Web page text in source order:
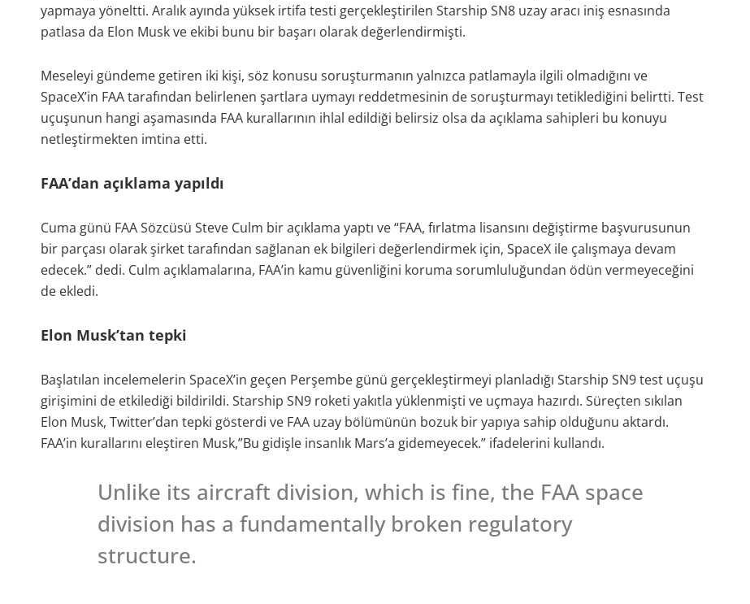
yapmaya yöneltti. Aralık ayında yüksek irtifa testi gerçekleştirilen Starship SN8 uzay aracı iniş esnasında
patlasa da Elon Musk ve ekibi bunu bir başarı olarak değerlendirmişti.
Meseleyi gündeme getiren iki kişi, söz konusu soruşturmanın yalnızca patlamayla ilgili olmadığını ve
SpaceX’in FAA tarafından belirlenen şartlara uymayı reddetmesinin de soruşturmayı tetiklediğini belirtti. Test
uçuşunun hangi aşamasında FAA kurallarının ihlal edildiği belirsiz olsa da açıklama sahipleri bu konuyu
netleştirmekten imtina etti.
FAA’dan açıklama yapıldı
Cuma günü FAA Sözcüsü Steve Culm bir açıklama yaptı ve “FAA, fırlatma lisansını değiştirme başvurusunun
bir parçası olarak şirket tarafından sağlanan ek bilgileri değerlendirmek için, SpaceX ile çalışmaya devam
edecek.” dedi. Culm açıklamalarına, FAA’in kamu güvenliğini koruma sorumluluğundan ödün vermeyeceğini
de ekledi.
Elon Musk’tan tepki
Başlatılan incelemelerin SpaceX’in geçen Perşembe günü gerçekleştirmeyi planladığı Starship SN9 test uçuşu
girişimini de etkilediği bildirildi. Starship SN9 roketi yakıtla yüklenmişti ve uçmaya hazırdı. Süreçten sıkılan
Elon Musk, Twitter’dan tepki gösterdi ve FAA uzay bölümünün bozuk bir yapıya sahip olduğunu aktardı.
FAA’in kurallarını eleştiren Musk,”Bu gidişle insanlık Mars’a gidemeyecek.” ifadelerini kullandı.
Unlike its aircraft division, which is fine, the FAA space
division has a fundamentally broken regulatory
structure.